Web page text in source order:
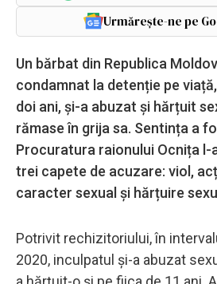
Urmărește-ne pe
Un bărbat din Republica
condamnat la detenție pe
doi ani, și-a abuzat și hărțuit
rămase în grija sa. Sentința a
Procuratura raionului Ocnița l-
trei capete de acuzare: viol,
caracter sexual și hărțuire
Potrivit rechizitoriului, în
2020, inculpatul și-a abuzat